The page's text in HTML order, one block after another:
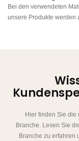
Bei den verwendeten
unsere Produkte werden
Hier finden Sie
Branche. Lesen Sie
Branche zu erfahren